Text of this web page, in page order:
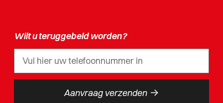
Wilt u teruggebeld worden?
Aanvraag verzenden ->